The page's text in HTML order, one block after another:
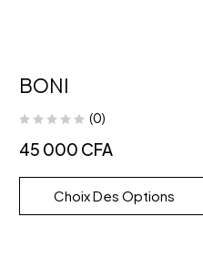
BONI
(0)
45 000 CFA
Choix Des Options